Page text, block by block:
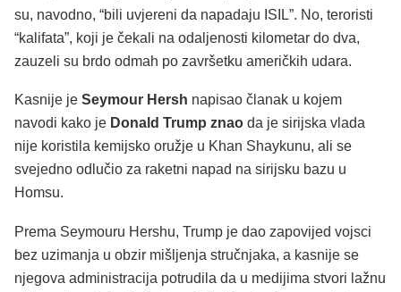
su, navodno, “bili uvjereni da napadaju ISIL”. No, teroristi
“kalifata”, koji je čekali na odaljenosti kilometar do dva,
zauzeli su brdo odmah po završetku američkih udara.
Kasnije je Seymour Hersh napisao članak u kojem
navodi kako je Donald Trump znao da je sirijska vlada
nije koristila kemijsko oružje u Khan Shaykunu, ali se
svejedno odlučio za raketni napad na sirijsku bazu u
Homsu.
Prema Seymouru Hershu, Trump je dao zapovijed vojsci
bez uzimanja u obzir mišljenja stručnjaka, a kasnije se
njegova administracija potrudila da u medijima stvori lažnu